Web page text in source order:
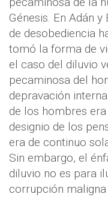
Génesis. En Adán
de desobediencia
tomó la forma de
el caso del diluvio
pecaminosa del
depravación
de los hombres
designio de los
era de continuo
Sin embargo, el
diluvio no es para
corrupción